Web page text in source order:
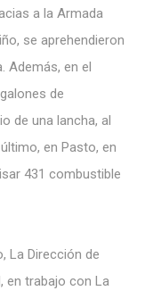
a la Armada
se aprehendieron
Además, en el
de
de una lancha, al
en Pasto, en
431 combustible
La Dirección de
en trabajo con La